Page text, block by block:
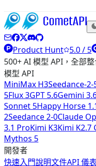
Product Hunt 5.0 / 5
500+ AI 模型 API，全部
模型 API
MiniMax H3Seedance-2-
5Flux 3GPT 5.6Gemini
Sonnet 5Happy Horse
2Seedance 2-0Claude
3.1 ProKimi K3Kimi K2.7
Mythos 5
開發者
快速入門說明文件API 儀